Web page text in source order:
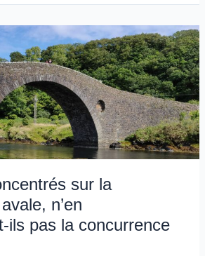
sur la
n’en
ils pas la concurrence